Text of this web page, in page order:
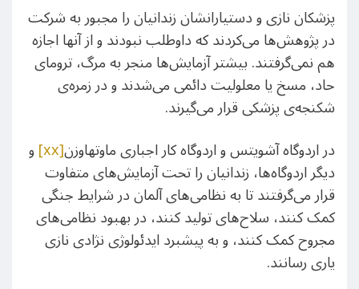
پزشکان نازی و دستیارانشان زندانیان را مجبور به شرکت
در پژوهش‌ها می‌کردند که داوطلب نبودند و از آنها اجازه‌
هم نمی‌گرفتند. بیشتر آزمایش‌ها منجر به مرگ، ترومای
حاد، مسخ یا معلولیت دائمی می‌شدند و در زمره‌ی
شکنجه‌ی پزشکی قرار می‌گیرند.
در اردوگاه آشویتس و اردوگاه کار اجباری ماوتهاوزن[xx] و
دیگر اردوگاه‌ها، زندانیان را تحت آزمایش‌های متفاوت
قرار می‌گرفتند تا به نظامی‌های آلمان در شرایط جنگی
کمک کنند، سلاح‌های تولید کنند، در بهبود نظامی‌های
مجروح کمک کنند، و به پیشبرد ایدئولوژی نژادی نازی
یاری رسانند.